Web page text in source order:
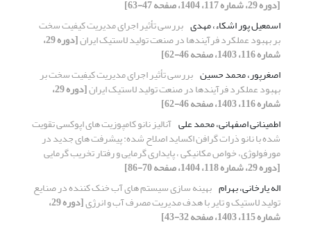
[دوره 29، شماره 117، 1404، صفحه 47-63]
اسمعیل پور اشکاء، مهدی بررسی تأثیر اجرای مدیریت کیفیت سخت
بر بهبود عملکرد فرآیندها در صنعت تولید لاستیک ایران [دوره 29،
شماره 116، 1403، صفحه 46-62]
اصغرپور، محمد حسین بررسی تأثیر اجرای مدیریت کیفیت سخت بر
بهبود عملکرد فرآیندها در صنعت تولید لاستیک ایران [دوره 29،
شماره 116، 1403، صفحه 46-62]
اطمینانی اصفهانی، محمد علی آنالیز نانو کامپوزیت های اپوکسی تقویت
شده با نانو ذرات گرافن اکساید اصلاح شده: پیشرفت های جدید در
مورفولوژی، خواص مکانیکی ، پایداری گرمایی و رفتار تخریب گرمایی
[دوره 29، شماره 118، 1404، صفحه 70-86]
اله یارخانی، بهرام بهینه سازی سیستم های آب خنک کننده در صنایع
تولید لاستیک و تایر با هدف مدیریت مصرف آب و انرژی [دوره 29،
شماره 115، 1403، صفحه 32-43]